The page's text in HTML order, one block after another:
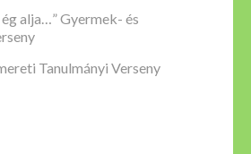
alja…” Gyermek- és
Tanulmányi Verseny